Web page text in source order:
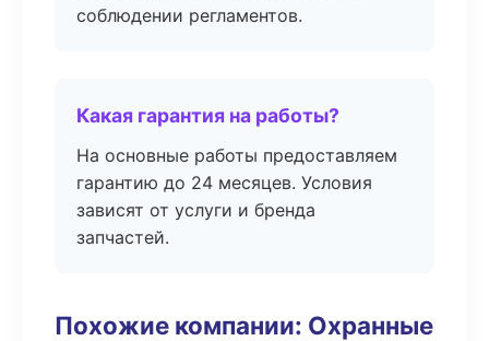
соблюдении регламентов.
Какая гарантия на работы?
На основные работы предоставляем
гарантию до 24 месяцев. Условия
зависят от услуги и бренда
запчастей.
Похожие компании: Охранные